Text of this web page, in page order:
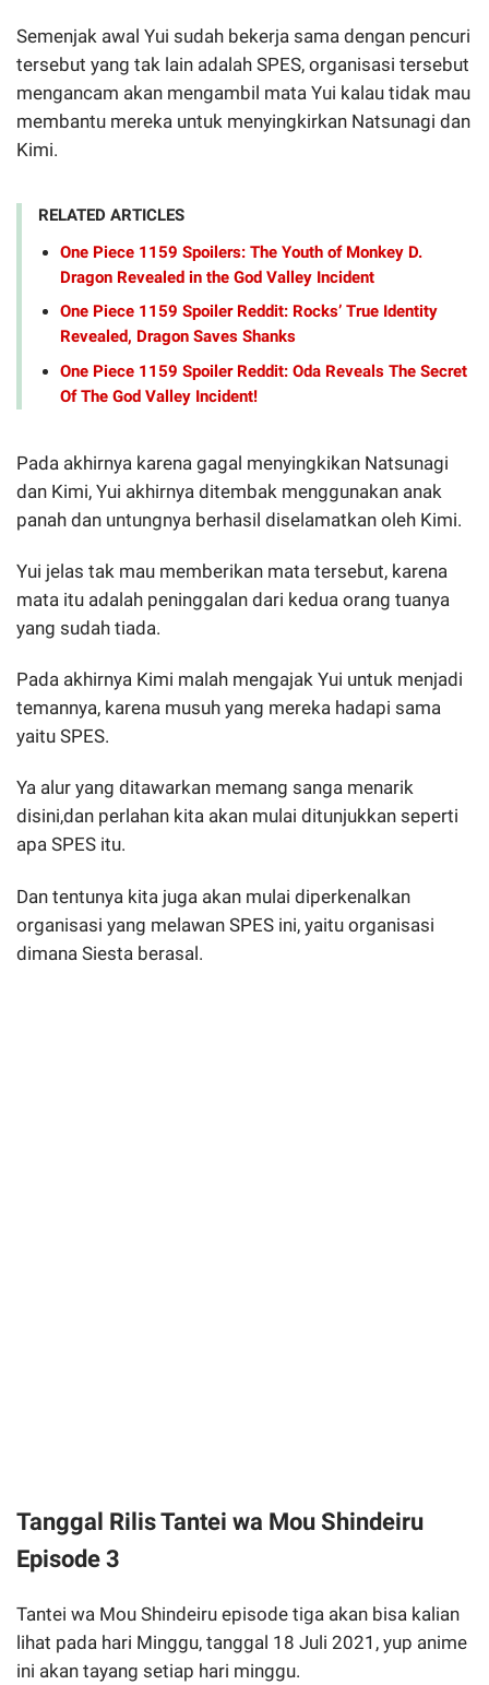
Semenjak awal Yui sudah bekerja sama dengan pencuri
tersebut yang tak lain adalah SPES, organisasi tersebut
mengancam akan mengambil mata Yui kalau tidak mau
membantu mereka untuk menyingkirkan Natsunagi dan
Kimi.
RELATED ARTICLES
One Piece 1159 Spoilers: The Youth of Monkey D.
Dragon Revealed in the God Valley Incident
One Piece 1159 Spoiler Reddit: Rocks’ True Identity
Revealed, Dragon Saves Shanks
One Piece 1159 Spoiler Reddit: Oda Reveals The Secret
Of The God Valley Incident!
Pada akhirnya karena gagal menyingkikan Natsunagi
dan Kimi, Yui akhirnya ditembak menggunakan anak
panah dan untungnya berhasil diselamatkan oleh Kimi.
Yui jelas tak mau memberikan mata tersebut, karena
mata itu adalah peninggalan dari kedua orang tuanya
yang sudah tiada.
Pada akhirnya Kimi malah mengajak Yui untuk menjadi
temannya, karena musuh yang mereka hadapi sama
yaitu SPES.
Ya alur yang ditawarkan memang sanga menarik
disini,dan perlahan kita akan mulai ditunjukkan seperti
apa SPES itu.
Dan tentunya kita juga akan mulai diperkenalkan
organisasi yang melawan SPES ini, yaitu organisasi
dimana Siesta berasal.
Tanggal Rilis Tantei wa Mou Shindeiru
Episode 3
Tantei wa Mou Shindeiru episode tiga akan bisa kalian
lihat pada hari Minggu, tanggal 18 Juli 2021, yup anime
ini akan tayang setiap hari minggu.